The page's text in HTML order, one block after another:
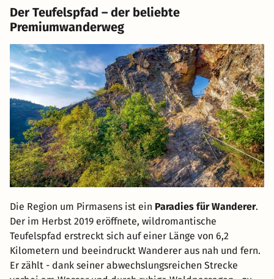
Der Teufelspfad – der beliebte
Premiumwanderweg
Die Region um Pirmasens ist ein Paradies für Wanderer.
Der im Herbst 2019 eröffnete, wildromantische
Teufelspfad erstreckt sich auf einer Länge von 6,2
Kilometern und beeindruckt Wanderer aus nah und fern.
Er zählt - dank seiner abwechslungsreichen Strecke